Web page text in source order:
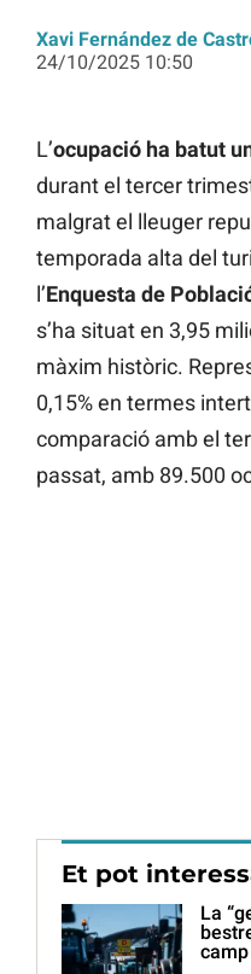
Xavi Fernández de
24/10/2025 10:50
L’ocupació ha batut
durant el tercer
malgrat el lleuger
temporada alta del
l’Enquesta de
s’ha situat en 3,95
màxim històric.
0,15% en termes
comparació amb el
passat, amb 89.500
Et pot
La